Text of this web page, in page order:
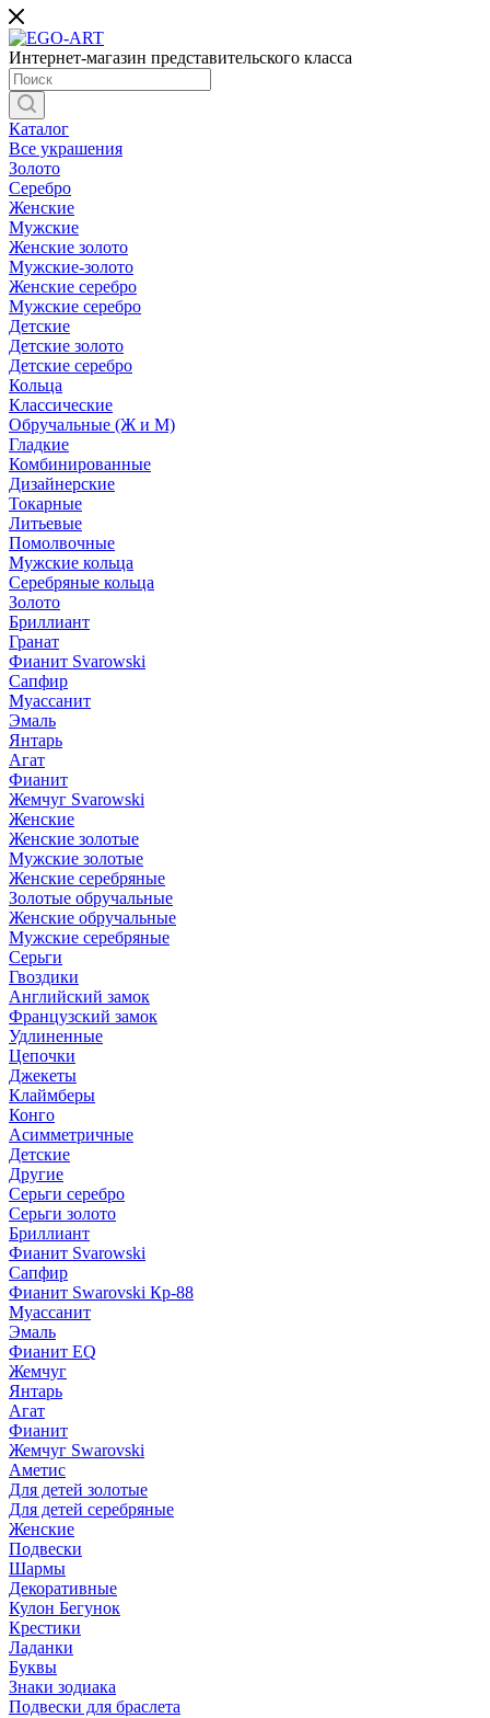
Интернет-магазин представительского класса
Каталог
Все украшения
Золото
Серебро
Женские
Мужские
Женские золото
Мужские-золото
Женские серебро
Мужские серебро
Детские
Детские золото
Детские серебро
Кольца
Классические
Обручальные (Ж и М)
Гладкие
Комбинированные
Дизайнерские
Токарные
Литьевые
Помолвочные
Мужские кольца
Серебряные кольца
Золото
Бриллиант
Гранат
Фианит Svarowski
Сапфир
Муассанит
Эмаль
Янтарь
Агат
Фианит
Жемчуг Svarowski
Женские
Женские золотые
Мужские золотые
Женские серебряные
Золотые обручальные
Женские обручальные
Мужские серебряные
Серьги
Гвоздики
Английский замок
Французский замок
Удлиненные
Цепочки
Джекеты
Клаймберы
Конго
Асимметричные
Детские
Другие
Серьги серебро
Серьги золото
Бриллиант
Фианит Svarowski
Сапфир
Фианит Swarovski Кр-88
Муассанит
Эмаль
Фианит EQ
Жемчуг
Янтарь
Агат
Фианит
Жемчуг Swarovski
Аметис
Для детей золотые
Для детей серебряные
Женские
Подвески
Шармы
Декоративные
Кулон Бегунок
Крестики
Ладанки
Буквы
Знаки зодиака
Подвески для браслета